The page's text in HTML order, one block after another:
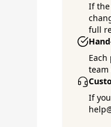
If the
full
team
If